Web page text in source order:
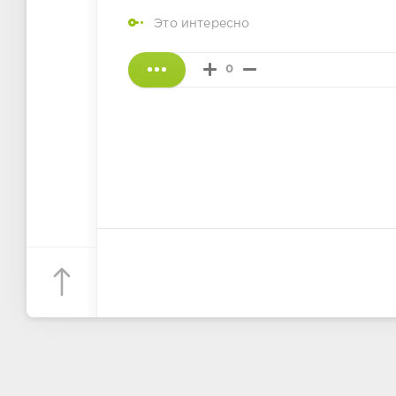
Это интересно
0